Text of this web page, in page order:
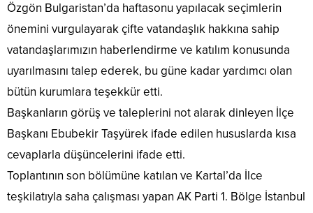
Özgön Bulgaristan’da haftasonu yapılacak seçimlerin
önemini vurgulayarak çifte vatandaşlık hakkına sahip
vatandaşlarımızın haberlendirme ve katılım konusunda
uyarılmasını talep ederek, bu güne kadar yardımcı olan
bütün kurumlara teşekkür etti.
Başkanların görüş ve taleplerini not alarak dinleyen İlçe
Başkanı Ebubekir Taşyürek ifade edilen hususlarda kısa
cevaplarla düşüncelerini ifade etti.
Toplantının son bölümüne katılan ve Kartal’da İlce
teşkilatıyla saha çalışması yapan AK Parti 1. Bölge İstanbul